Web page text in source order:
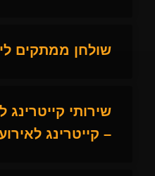
שולחן ממתקים
שירותי קייטרינג
– קייטרינג